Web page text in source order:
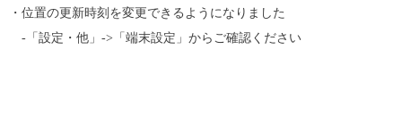
・位置の更新時刻を変更できるようになりました
-「設定・他」->「端末設定」からご確認ください